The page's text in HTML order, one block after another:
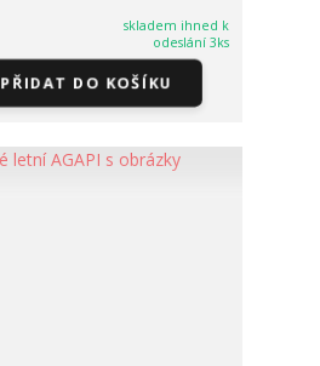
skladem ihned k
odeslání 3ks
PŘIDAT DO KOŠÍKU